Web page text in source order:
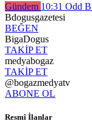
Gündem 10:31 Odd
Bdogusgazetesi
BEĞEN
BigaDogus
TAKİP ET
medyabogaz
TAKİP ET
@bogazmedyatv
ABONE OL
Resmî İlanlar